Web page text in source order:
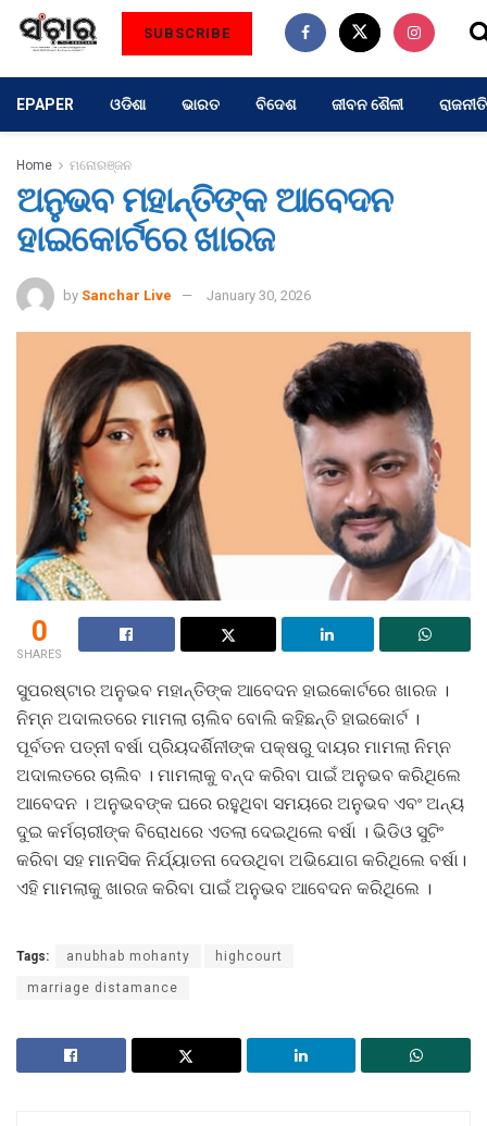
SUBSCRIBE
EPAPER ଓଡିଶା ଭାରତ ବିଦେଶ ଜୀବନ ଶୈଳୀ ରାଜନୀତି
Home ମନୋରଞ୍ଜନ
ଅନୁଭବ ମହାନ୍ତିଙ୍କ ଆବେଦନ
ହାଇକୋର୍ଟରେ ଖାରଜ
by Sanchar Live January 30, 2026
0
SHARES
ସୁପରଷ୍ଟାର ଅନୁଭବ ମହାନ୍ତିଙ୍କ ଆବେଦନ ହାଇକୋର୍ଟରେ ଖାରଜ ।
ନିମ୍ନ ଅଦାଲତରେ ମାମଲା ଚାଲିବ ବୋଲି କହିଛନ୍ତି ହାଇକୋର୍ଟ ।
ପୂର୍ବତନ ପତ୍ନୀ ବର୍ଷା ପ୍ରିୟଦର୍ଶିନୀଙ୍କ ପକ୍ଷରୁ ଦାୟର ମାମଲା ନିମ୍ନ
ଅଦାଲତରେ ଚାଲିବ । ମାମଲାକୁ ବନ୍ଦ କରିବା ପାଇଁ ଅନୁଭବ କରିଥିଲେ
ଆବେଦନ । ଅନୁଭବଙ୍କ ଘରେ ରହୁଥିବା ସମୟରେ ଅନୁଭବ ଏବଂ ଅନ୍ୟ
ଦୁଇ କର୍ମଚାରୀଙ୍କ ବିରୋଧରେ ଏତଲା ଦେଇଥିଲେ ବର୍ଷା । ଭିଡିଓ ସୁଟିଂ
କରିବା ସହ ମାନସିକ ନିର୍ଯ୍ୟାତନା ଦେଉଥିବା ଅଭିଯୋଗ କରିଥିଲେ ବର୍ଷା।
ଏହି ମାମଲାକୁ ଖାରଜ କରିବା ପାଇଁ ଅନୁଭବ ଆବେଦନ କରିଥିଲେ ।
Tags: anubhab mohanty highcourt
marriage distamance